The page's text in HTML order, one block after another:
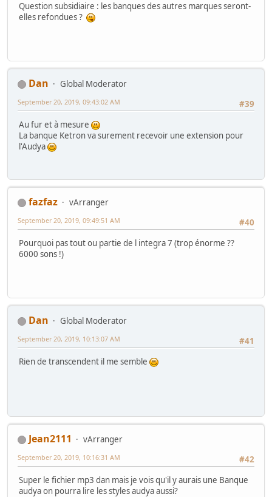
Question subsidiaire : les banques des autres marques seront-
elles refondues ?
Dan
Global Moderator
#39
September 20, 2019, 09:43:02 AM
Au fur et à mesure
La banque Ketron va surement recevoir une extension pour
l'Audya
fazfaz
vArranger
#40
September 20, 2019, 09:49:51 AM
Pourquoi pas tout ou partie de l integra 7 (trop énorme ??
6000 sons !)
Dan
Global Moderator
#41
September 20, 2019, 10:13:07 AM
Rien de transcendent il me semble
Jean2111
vArranger
#42
September 20, 2019, 10:16:31 AM
Super le fichier mp3 dan mais je vois qu'il y aurais une Banque
audya on pourra lire les styles audya aussi?